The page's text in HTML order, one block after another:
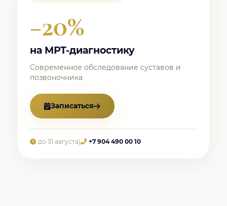
−20%
на МРТ-диагностику
Современное обследование суставов и
позвоночника
Записаться
до 31 августа +7 904 490 00 10